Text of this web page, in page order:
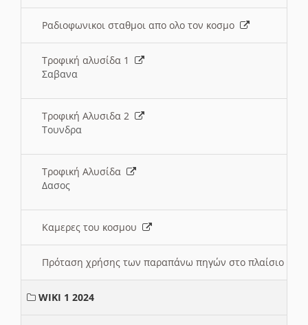
Ραδιοφωνικοι σταθμοι απο ολο τον κοσμο
Τροφική αλυσίδα 1
Σαβανα
Τροφική Αλυσιδα 2
Τουνδρα
Τροφική Αλυσίδα
Δασος
Καμερες του κοσμου
Πρόταση χρήσης των παραπάνω πηγών στο πλαίσιο
WIKI 1 2024